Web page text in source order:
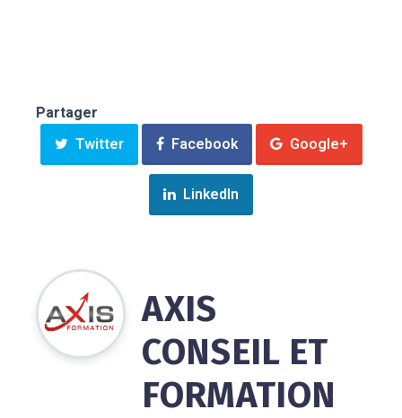
Partager
Twitter
Facebook Google+
LinkedIn
AXIS
CONSEIL ET
FORMATION